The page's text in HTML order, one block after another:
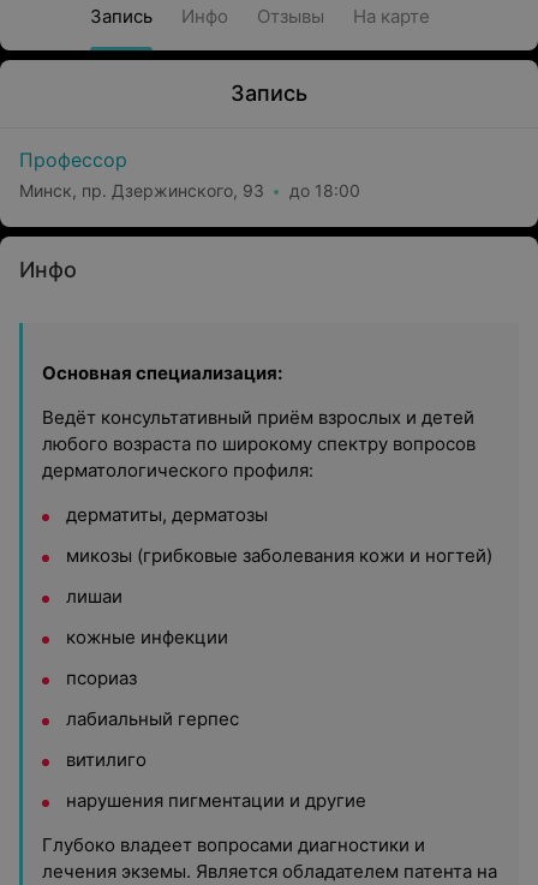
Запись Инфо Отзывы На карте
Запись
Профессор
Минск, пр. Дзержинского, 93 до 18:00
Инфо
Основная специализация:
Ведёт консультативный приём взрослых и детей
любого возраста по широкому спектру вопросов
дерматологического профиля:
дерматиты, дерматозы
микозы (грибковые заболевания кожи и ногтей)
лишаи
кожные инфекции
псориаз
лабиальный герпес
витилиго
нарушения пигментации и другие
Глубоко владеет вопросами диагностики и
лечения экземы. Является обладателем патента на